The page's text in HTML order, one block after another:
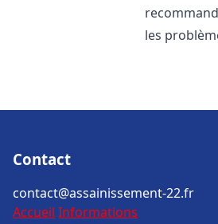
les
Contact
contact@assainissement-22.fr
Accueil Informations